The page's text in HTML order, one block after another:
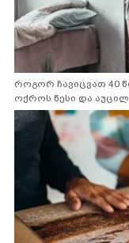
როგორ ჩავიცვათ 40
ოქროს წესი და